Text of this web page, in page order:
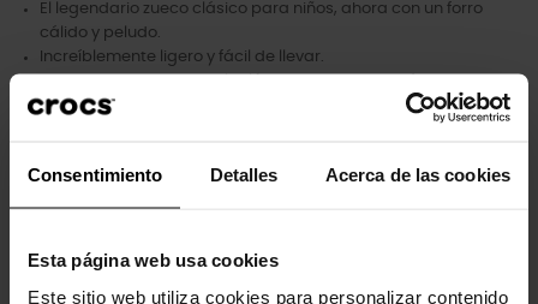
Consentimiento Detalles Acerca de las cookies
Esta página web usa cookies
Este sitio web utiliza cookies para personalizar contenido
El legendario zueco clásico para niños, ahora con un forro
cálido y peludo.
Increíblemente ligero y fácil de llevar.
Excelente interior o exterior.
Comodidad acunadora.